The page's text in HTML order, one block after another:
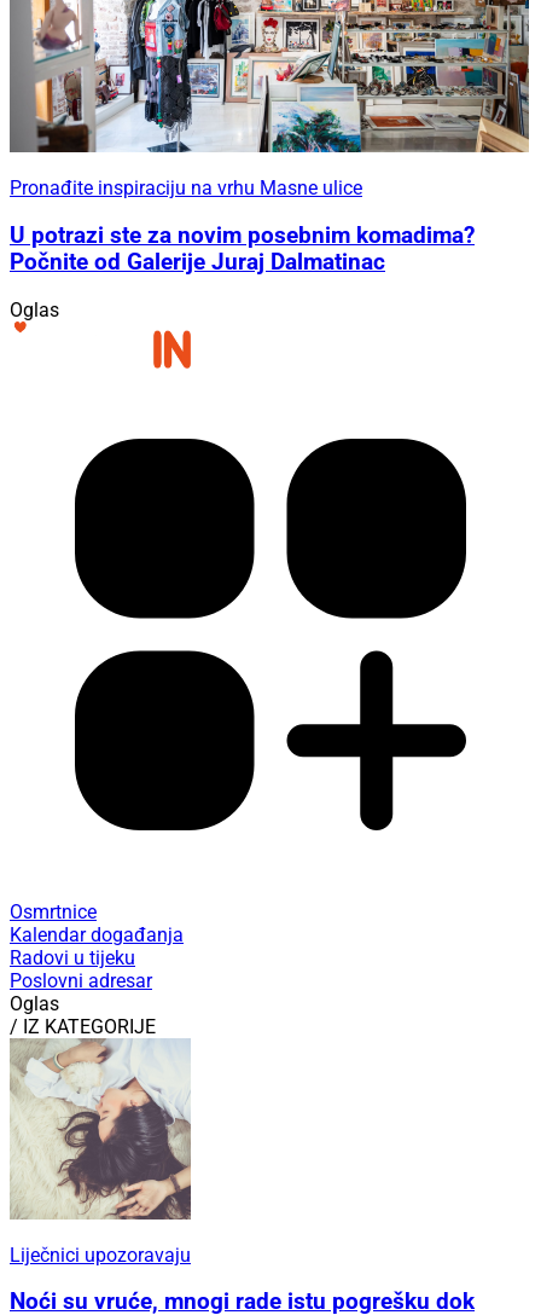
Pronađite inspiraciju na vrhu Masne ulice
U potrazi ste za novim posebnim komadima?
Počnite od Galerije Juraj Dalmatinac
Oglas
Osmrtnice
Kalendar događanja
Radovi u tijeku
Poslovni adresar
Oglas
/ IZ KATEGORIJE
Liječnici upozoravaju
Noći su vruće, mnogi rade istu pogrešku dok